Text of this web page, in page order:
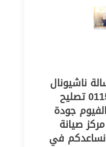
ناشيونال
طامية 01154008110 تصليح
جودة
صيانة
نساعدكم في